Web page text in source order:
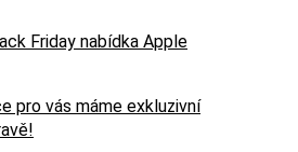
Friday nabídka Apple
pro vás máme exkluzivní